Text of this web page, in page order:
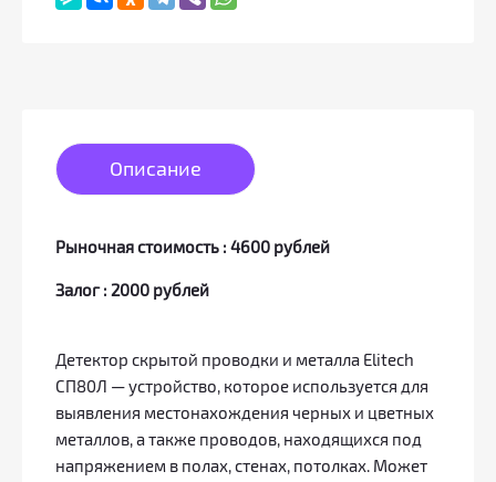
Описание
Рыночная стоимость : 4600 рублей
Залог : 2000 рублей
Детектор скрытой проводки и металла Elitech
СП80Л — устройство, которое используется для
выявления местонахождения черных и цветных
металлов, а также проводов, находящихся под
напряжением в полах, стенах, потолках. Может